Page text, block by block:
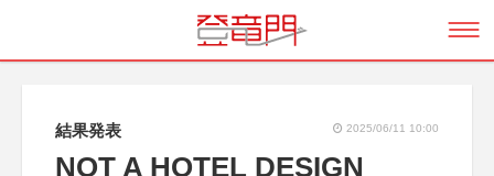
結果発表 2025/06/11 10:00
NOT A HOTEL DESIGN